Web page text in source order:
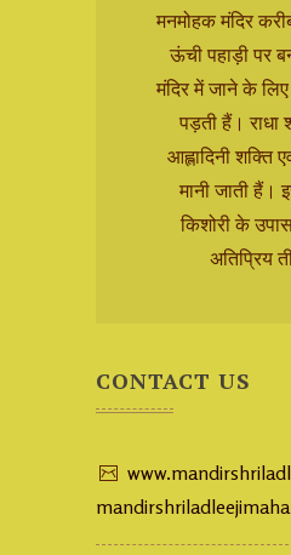
मनमोहक मंदिर
ऊंची पहाड़ी पर
मंदिर में जाने के
पड़ती हैं। राधा
आह्लादिनी शक्ति
मानी जाती हैं।
किशोरी के
अतिप्रिय
CONTACT US